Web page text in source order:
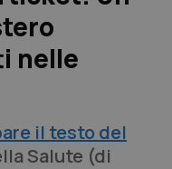
nelle
il testo del
Salute (di